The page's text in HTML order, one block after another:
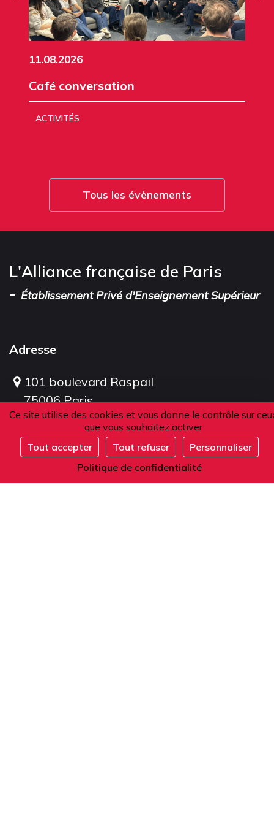
Ce site utilise des cookies et vous donne le contrôle sur
que vous souhaitez activer
Tout accepter
Tout refuser
Personnaliser
Politique de confidentialité
S'inscrire
11.08.2026
Café conversation
ACTIVITÉS
Tous les évènements
L'Alliance française de Paris
- Établissement Privé d'Enseignement Supérieur
Adresse
101 boulevard Raspail
75006 Paris
France